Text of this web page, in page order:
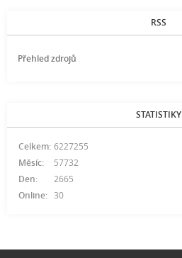
RSS
Přehled zdrojů
STATISTIKY
Online: 30
Celkem: 6227255
Měsíc:
57732
Den:
2665